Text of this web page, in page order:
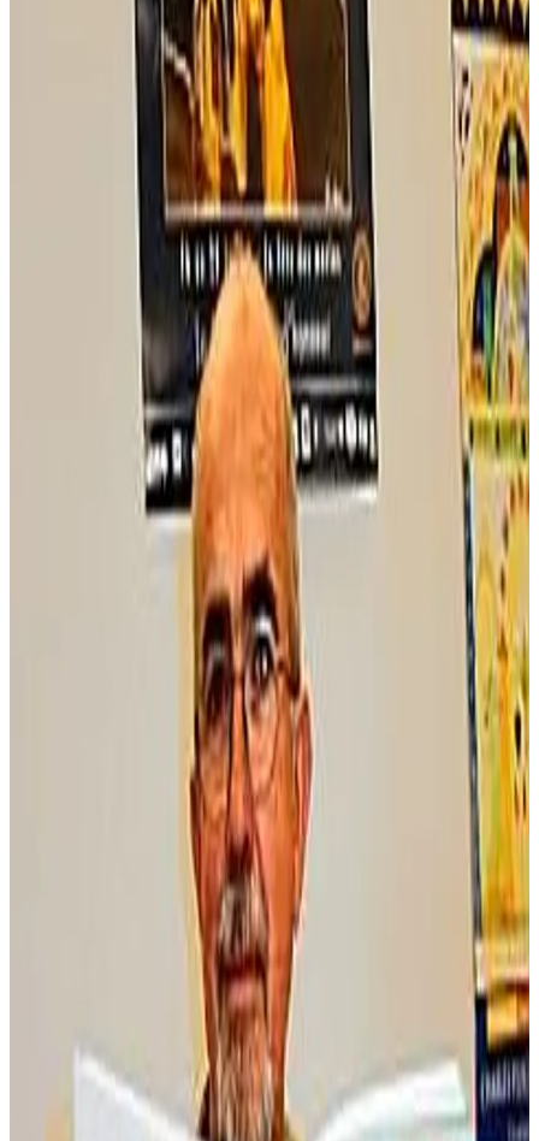
6 novembre 2008
Sorti en juin, le dernier album de Boule et Bill vient d'être édité en
breton par l'association Bannoù-heol.
C'est le 7 e album de la série auquel collabore, pour le travail de
traduction, Maurice Hamon, enseignant à Quimper.
Depuis combien de temps participez-vous aux aventures de
Je connais Arno Elegoet, le fondateur de l'association Bannoù-heol,
depuis 15 ans. Nous sommes tous deux enseignants dans le même
établissement quimpérois. Aussi, lorsqu'il s'est lancé dans l'aventure
en 2000, il m'a demandé de participer à la traduction en breton du
premier Boule et Bill. Je n'ai pas pu lui dire non. Je suis bretonnant
de naissance. Depuis, j'ai participé à la traduction de tous les albums,
en collaboration avec d'autres rédacteurs ou seul. J'apporte ainsi ma
petite contribution au développement de la langue bretonne.